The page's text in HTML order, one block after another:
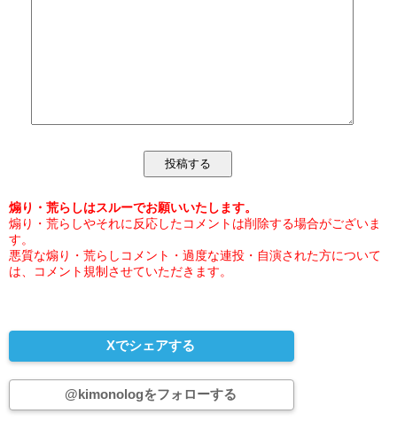
煽り・荒らしはスルーでお願いいたします。
煽り・荒らしやそれに反応したコメントは削除する場合がございま
す。
悪質な煽り・荒らしコメント・過度な連投・自演された方について
は、コメント規制させていただきます。
Xでシェアする
@kimonologをフォローする